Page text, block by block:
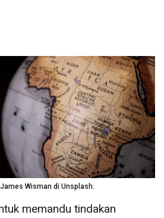
Wisman di Unsplash.
memandu tindakan